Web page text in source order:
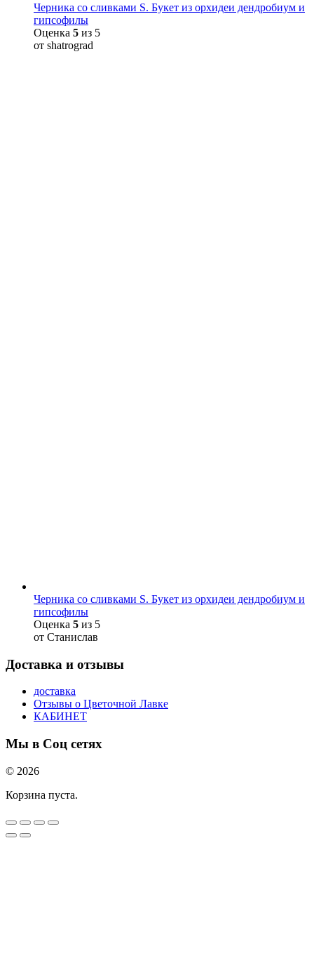
Черника со сливками S. Букет из орхидеи дендробиум и
гипсофилы
Оценка 5 из 5
от shatrograd
Черника со сливками S. Букет из орхидеи дендробиум и
гипсофилы
Оценка 5 из 5
от Станислав
Доставка и отзывы
доставка
Отзывы о Цветочной Лавке
КАБИНЕТ
Мы в Соц сетях
© 2026
Корзина пуста.